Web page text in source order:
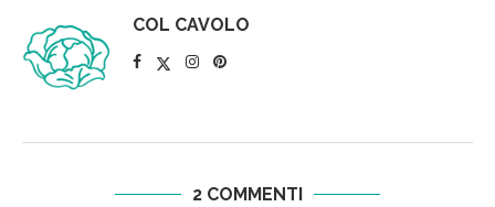
COL CAVOLO
2 COMMENTI